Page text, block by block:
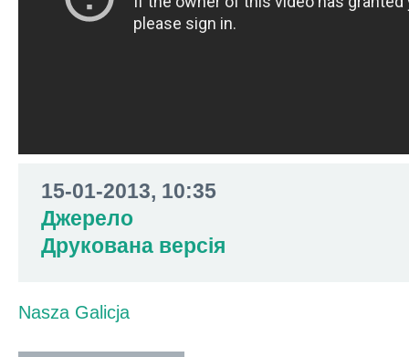
15-01-2013, 10:35
Джерело
Друкована версія
Nasza Galicja